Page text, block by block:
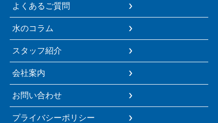
よくあるご質問
水のコラム
スタッフ紹介
会社案内
お問い合わせ
プライバシーポリシー